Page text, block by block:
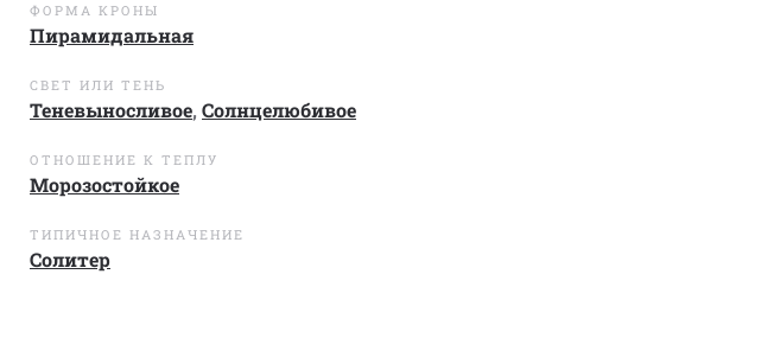
ФОРМА КРОНЫ
Пирамидальная
СВЕТ ИЛИ ТЕНЬ
Теневыносливое, Солнцелюбивое
ОТНОШЕНИЕ К ТЕПЛУ
Морозостойкое
ТИПИЧНОЕ НАЗНАЧЕНИЕ
Солитер